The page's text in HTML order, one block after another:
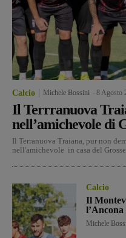
Calcio Michele Bossini 8 Agosto
Il Terrranuova
nell’amichevole di
Il Terranuova Traiana, pur non
nell'amichevole in casa del
Calcio
Il
l’Ancona
Michele